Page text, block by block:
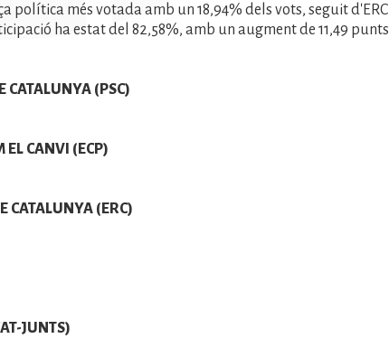
política més votada amb un 18,94% dels vots, seguit d'ERC
ha estat del 82,58%, amb un augment de 11,49 punts
CATALUNYA (PSC)
EL CANVI (ECP)
CATALUNYA (ERC)
JUNTS)